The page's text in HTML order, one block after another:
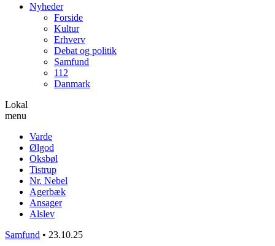
Nyheder
Forside
Kultur
Erhverv
Debat og politik
Samfund
112
Danmark
Lokal
menu
Varde
Ølgod
Oksbøl
Tistrup
Nr. Nebel
Agerbæk
Ansager
Alslev
Samfund • 23.10.25